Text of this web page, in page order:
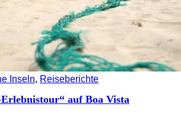
Inseln, Reiseberichte
auf Boa Vista